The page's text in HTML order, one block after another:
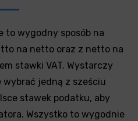
to wygodny sposób na
na netto oraz z netto na
stawki VAT. Wystarczy
wybrać jedną z sześciu
stawek podatku, aby
Wszystko to wygodnie